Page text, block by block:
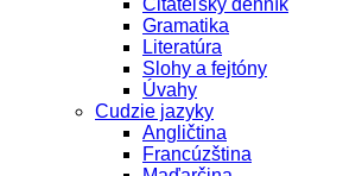
Čitateľský denník
Gramatika
Literatúra
Slohy a fejtóny
Úvahy
Cudzie jazyky
Angličtina
Francúzština